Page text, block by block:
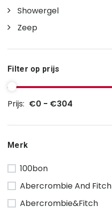
Showergel
Zeep
Filter op prijs
Prijs: €0 - €304
Merk
100bon
Abercrombie And Fitch
Abercrombie&Fitch